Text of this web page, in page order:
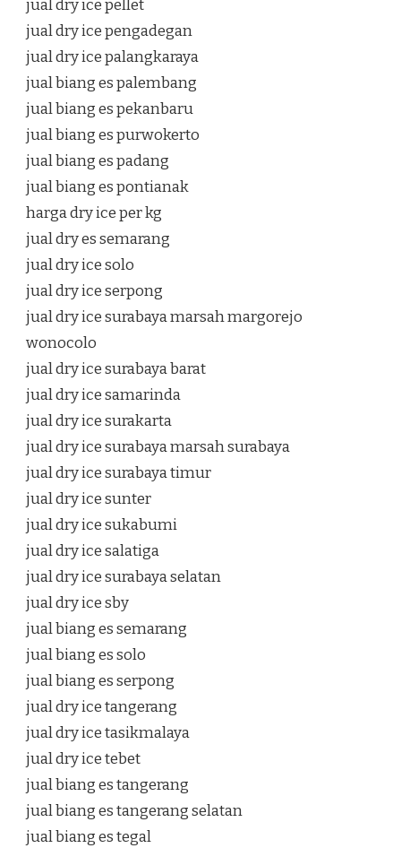
jual dry ice pellet
jual dry ice pengadegan
jual dry ice palangkaraya
jual biang es palembang
jual biang es pekanbaru
jual biang es purwokerto
jual biang es padang
jual biang es pontianak
harga dry ice per kg
jual dry es semarang
jual dry ice solo
jual dry ice serpong
jual dry ice surabaya marsah margorejo
wonocolo
jual dry ice surabaya barat
jual dry ice samarinda
jual dry ice surakarta
jual dry ice surabaya marsah surabaya
jual dry ice surabaya timur
jual dry ice sunter
jual dry ice sukabumi
jual dry ice salatiga
jual dry ice surabaya selatan
jual dry ice sby
jual biang es semarang
jual biang es solo
jual biang es serpong
jual dry ice tangerang
jual dry ice tasikmalaya
jual dry ice tebet
jual biang es tangerang
jual biang es tangerang selatan
jual biang es tegal